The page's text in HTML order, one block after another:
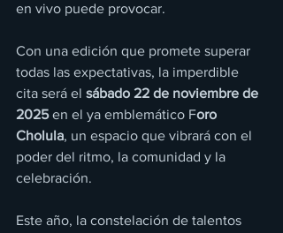
en vivo puede provocar.
Con una edición que promete superar
todas las expectativas, la imperdible
cita será el sábado 22 de noviembre de
2025 en el ya emblemático Foro
Cholula, un espacio que vibrará con el
poder del ritmo, la comunidad y la
celebración.
Este año, la constelación de talentos